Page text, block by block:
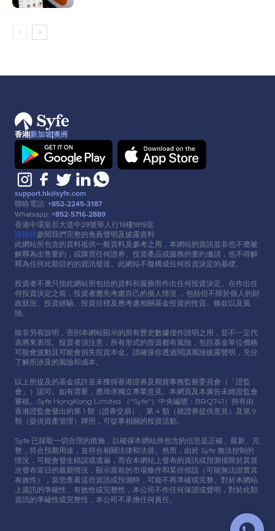
香港新加坡澳洲
support.hk@syfe.com
聯絡電話: +852-2245-3187
Whatsapp: +852-5716-2889
香港中環皇后⼤道中29號華⼈⾏19樓1919室
請按此參閱我們完整的免責聲明及披露資料
此網站所包含的資料祗供⼀般資料及參考之⽤，本網站的資訊並非也不應被
解釋為出售要約，或購買任何證券、投資產品或服務的要約邀請，也不得解
釋為任何此類⽬的的資訊發送。此網站不擬構成任何投資決定的基礎。
投資者不應只按此網站所包括的資料和服務⽽作出任何投資決定。在作出任
何投資決定之前，投資者應先考慮⾃⼰的個⼈情況 ，包括但不限於個⼈的財
政狀況、投資經驗、投資⽬標及應考慮相關基⾦投資的性質、條款以及風
險。
除非另有說明，否則本網站顯示的所有歷史數據僅作說明之⽤，並不⼀定代
表將來表現。投資者須注意，所有形式的投資都有風險，包括基⾦單位價格
可能會波動且可能會損失投資本⾦。請確保你透過閱讀風險披露聲明，充分
了解所涉及的風險和成本。
以上所提及的基⾦或許並未獲得香港證券及期貨事務監察委員會（「證監
會」）認可。如有需要，應尋求獨立專業意⾒。本網頁及本廣告未經證監會
審核。Syfe HongKong Limited （“Syfe"）中央編號：BRQ741）持有由
香港證監會發出的第 1 類（證券交易）、第 4 類（就證券提供意⾒）及第 9
類（提供資產管理）牌照，可從事相關的投資活動。
Syfe 已採取⼀切合理的措施，以確保本網站所包含的信息是正確、最新、完
整，符合預期⽤途，並符合相關法律和法規。然⽽，由於 Syfe 無法控制的
情況，可能會發⽣錯誤或遺漏，⽽在本網站上發布的資訊或預測僅限於其⾸
次發布當⽇的最新情況，顯示當前的市場條件和某些假設（可能無法證實其
有效性），當您查看這些資訊或預測時，可能不再準確或完整。對於本網站
上資訊的準確性、有效性或完整性，本公司不作任何保證或聲明，對於此類
資訊的準確性或完整性，本公司不承擔任何責任。